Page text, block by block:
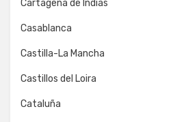
Cartagena de Indias
Casablanca
Castilla-La Mancha
Castillos del Loira
Cataluña